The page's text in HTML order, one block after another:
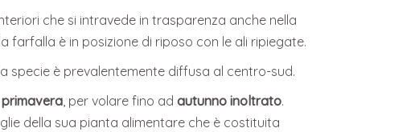
che si intravede in trasparenza anche nella
farfalla è in posizione di riposo con le ali ripiegate.
specie è prevalentemente diffusa al centro-sud.
primavera, per volare fino ad autunno inoltrato.
della sua pianta alimentare che è costituita